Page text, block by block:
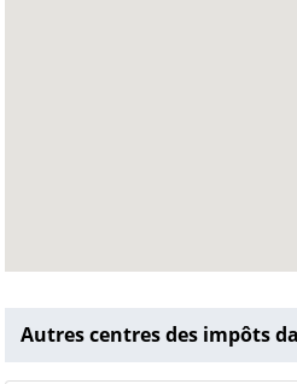
Autres centres des impôts